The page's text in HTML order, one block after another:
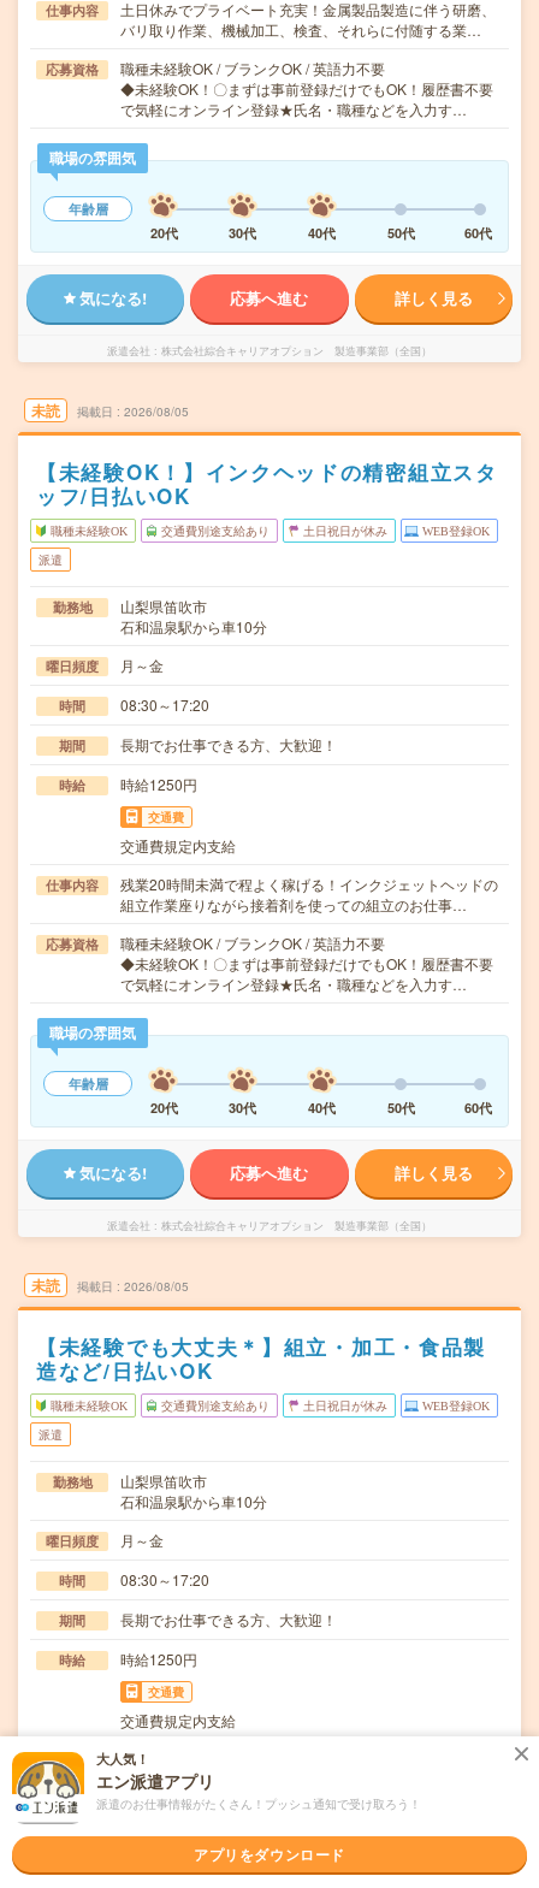
仕事内容
土日休みでプライベート充実！金属製品製造に伴う研磨、
バリ取り作業、機械加工、検査、それらに付随する業…
応募資格
職種未経験OK / ブランクOK / 英語力不要
◆未経験OK！〇まずは事前登録だけでもOK！履歴書不要
で気軽にオンライン登録★氏名・職種などを入力す…
職場の雰囲気
年齢層
20代
30代 40代 50代 60代
気になる! 応募へ進む 詳しく見る
派遣会社 株式会社綜合キャリアオプション 製造事業部（全国）
未読 掲載日 2026/08/05
【未経験OK！】インクヘッドの精密組立スタ
ッフ/日払いOK
職種未経験OK 交通費別途支給あり 土日祝日が休み WEB登録OK
派遣
勤務地
山梨県笛吹市
石和温泉駅から車10分
曜日頻度 月～金
時間 08:30～17:20
期間 長期でお仕事できる方、大歓迎！
時給 時給1250円
交通費
交通費規定内支給
仕事内容
残業20時間未満で程よく稼げる！インクジェットヘッドの
組立作業座りながら接着剤を使っての組立のお仕事…
応募資格
職種未経験OK / ブランクOK / 英語力不要
◆未経験OK！〇まずは事前登録だけでもOK！履歴書不要
で気軽にオンライン登録★氏名・職種などを入力す…
職場の雰囲気
年齢層
20代
30代 40代 50代 60代
気になる! 応募へ進む 詳しく見る
派遣会社 株式会社綜合キャリアオプション 製造事業部（全国）
未読 掲載日 2026/08/05
【未経験でも大丈夫＊】組立・加工・食品製
造など/日払いOK
職種未経験OK 交通費別途支給あり 土日祝日が休み WEB登録OK
派遣
勤務地
山梨県笛吹市
石和温泉駅から車10分
曜日頻度 月～金
時間 08:30～17:20
期間 長期でお仕事できる方、大歓迎！
時給 時給1250円
交通費
交通費規定内支給
仕事内容
残業20時間未満で程よく稼げる！顧客ラベルを出し出荷状
態までの梱包作業その他付随する業務外梱包一般環…
応募資格
職種未経験OK / ブランクOK / 英語力不要
◆未経験OK！〇まずは事前登録だけでもOK！履歴書不要
で気軽にオンライン登録★氏名・職種などを入力す…
大人気！
エン派遣アプリ
派遣のお仕事情報がたくさん！プッシュ通知で受け取ろう！
アプリをダウンロード